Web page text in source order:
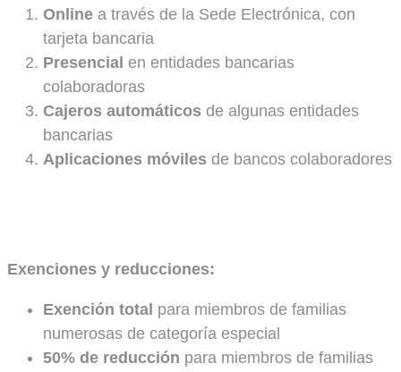
Online a través de la Sede Electrónica, con
tarjeta bancaria
Presencial en entidades bancarias
colaboradoras
Cajeros automáticos de algunas entidades
bancarias
Aplicaciones móviles de bancos colaboradores
Exenciones y reducciones:
Exención total para miembros de familias
numerosas de categoría especial
50% de reducción para miembros de familias